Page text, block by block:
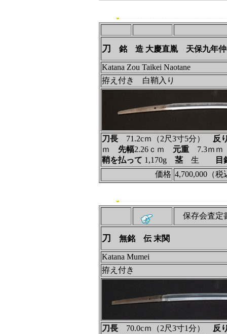
刀 銘 造 大慶直胤 天保九年仲
Katana Zou Taikei Naotane
拵え付き 白鞘入り
刀長71.2cｍ（2尺3寸5分）
反
ｍ 先幅2.26ｃｍ 元重7.3ｍ
鞘を払って 1,170g 茎生
目
価格 4,700,000（税
保存会査定
刀 無銘 伝 末関
Katana Mumei
拵え付き
刀長70.0cｍ（2尺3寸1分）
反